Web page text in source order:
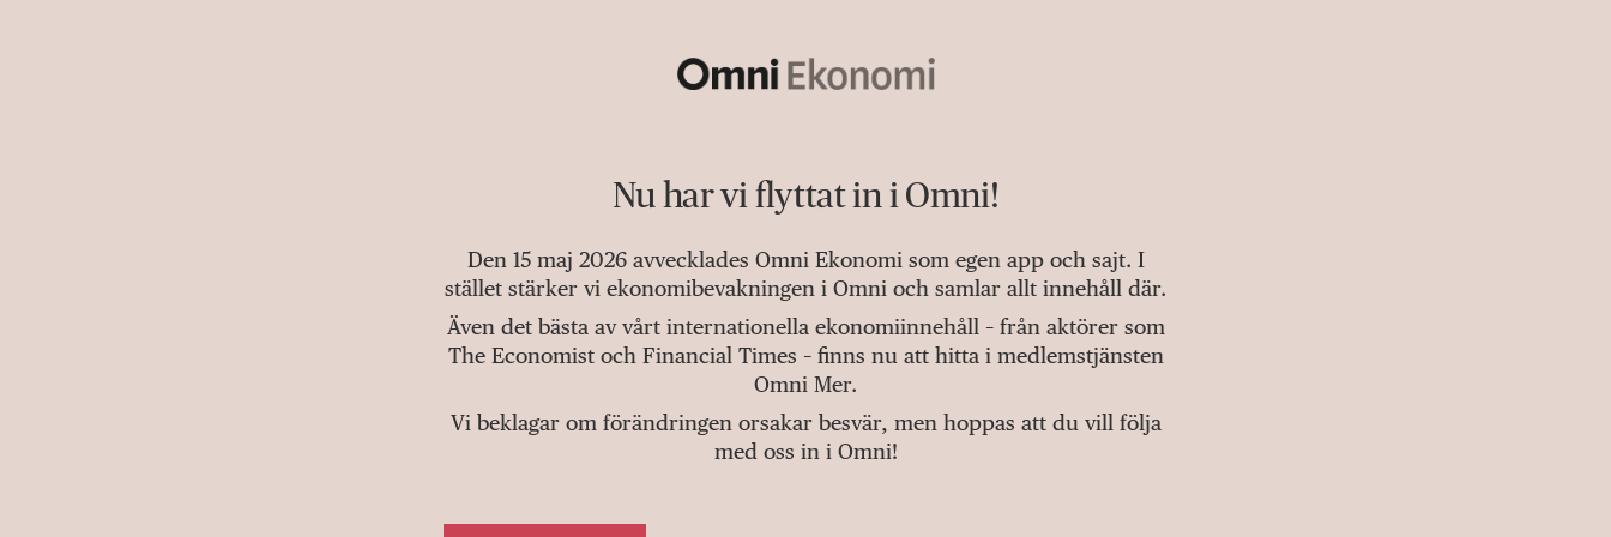
Nu har vi flyttat in i Omni!
Den 15 maj 2026 avvecklades Omni Ekonomi som egen app och sajt. I
stället stärker vi ekonomibevakningen i Omni och samlar allt innehåll där.
Även det bästa av vårt internationella ekonomiinnehåll – från aktörer som
The Economist och Financial Times – finns nu att hitta i medlemstjänsten
Omni Mer.
Vi beklagar om förändringen orsakar besvär, men hoppas att du vill följa
med oss in i Omni!